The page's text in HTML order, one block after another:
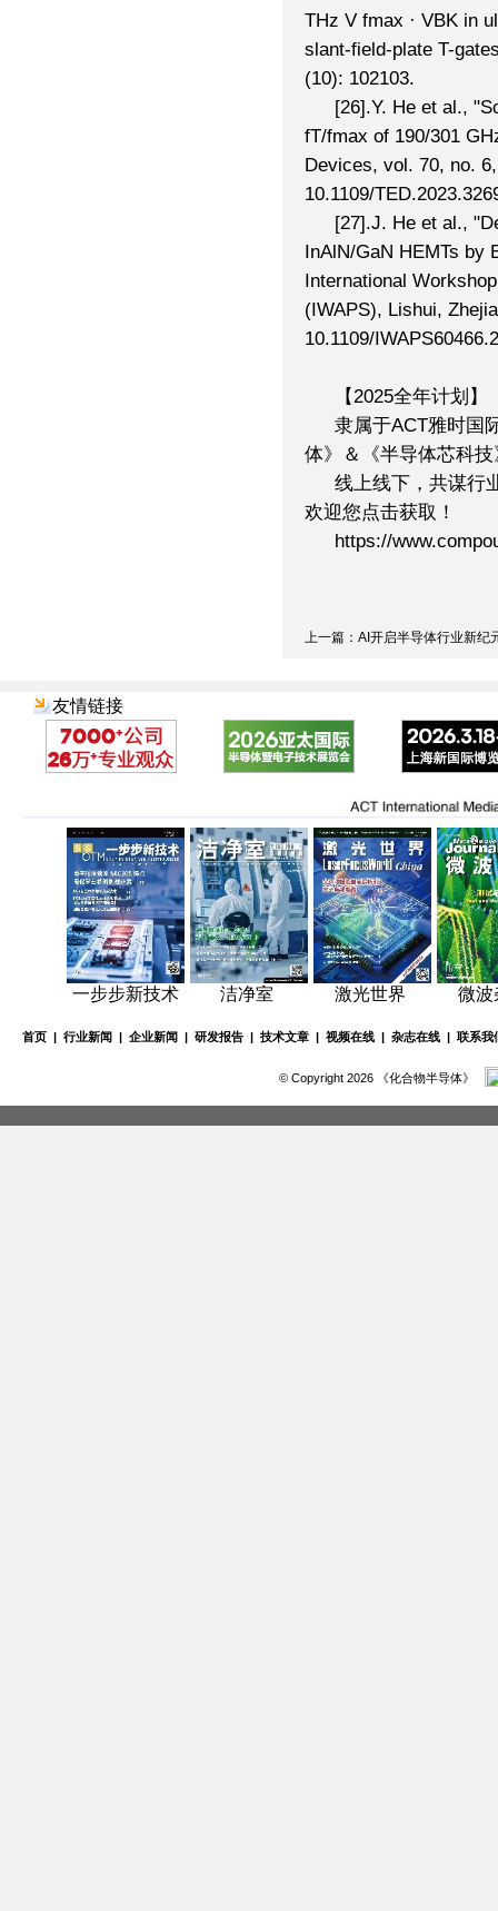
THz V fmax · VBK in
slant-field-plate T-
(10): 102103.
[26].Y. He et al.,
fT/fmax of 190/301
Devices, vol. 70, no.
10.1109/
[27].J. He et al.,
InAlN/GaN HEMTs by
International
(IWAPS), Lishui,
10.1109/
【2025全年计划】
隶属于ACT雅时国
体》＆《半导体芯科
线上线下，共谋行
欢迎您点击获取！
https://
上一篇：AI开启半导体行业新纪
友情链接
一步步新技术 洁净室 激光世界 微波
首页 | 行业新闻 | 企业新闻 | 研发报告 | 技术文章 | 视频在线 | 杂志在线 | 联系我
© Copyright 2026 《化合物半导体》